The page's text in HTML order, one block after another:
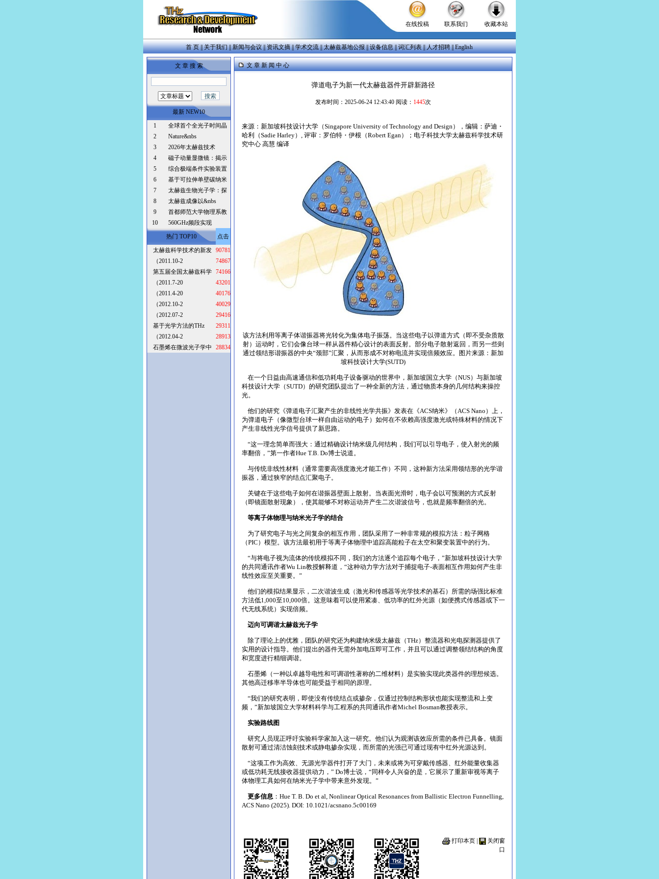
在线投稿 联系我们 收藏本站
首 页||关于我们||新闻与会议||资讯文摘||学术交流||太赫兹基地公报||设备信息||词汇列表||人才招聘||English
文 章 搜 索
最新 NEW10
1
全球首个全光子时间晶
2
Nature&nbs
3
2026年太赫兹技术
4
磁子动量显微镜：揭示
5
综合极端条件实验装置
6
基于可拉伸单壁碳纳米
7
太赫兹生物光子学：探
8
太赫兹成像以&nbs
9
首都师范大学物理系教
10
560GHz频段实现
热门 TOP10
点击
太赫兹科学技术的新发 90781
（2011.10-2
74867
第五届全国太赫兹科学 74166
（2011.7-20
43201
（2011.4-20
40176
（2012.10-2
40029
（2012.07-2
29416
基于光学方法的THz
29311
（2012.04-2
28913
石墨烯在微波光子学中
28834
文 章 新 闻 中 心
弹道电子为新一代太赫兹器件开辟新路径
发布时间：2025-06-24 12:43:40 阅读： 1445次
来源：新加坡科技设计大学（Singapore University of Technology and Design），编辑：萨迪・
哈利（Sadie Harley）, 评审：罗伯特・伊根（Robert Egan）；电子科技大学太赫兹科学技术研
究中心 高慧 编译
该方法利用等离子体谐振器将光转化为集体电子振荡。当这些电子以弹道方式（即不受杂质散
射）运动时，它们会像台球一样从器件精心设计的表面反射。部分电子散射返回，而另一些则
通过领结形谐振器的中央“颈部”汇聚，从而形成不对称电流并实现倍频效应。图片来源：新加
坡科技设计大学(SUTD)
在一个日益由高速通信和低功耗电子设备驱动的世界中，新加坡国立大学（NUS）与新加坡
科技设计大学（SUTD）的研究团队提出了一种全新的方法，通过物质本身的几何结构来操控
光。
他们的研究《弹道电子汇聚产生的非线性光学共振》发表在《ACS纳米》（ACS Nano）上，
为弹道电子（像微型台球一样自由运动的电子）如何在不依赖高强度激光或特殊材料的情况下
产生非线性光学信号提供了新思路。
“这一理念简单而强大：通过精确设计纳米级几何结构，我们可以引导电子，使入射光的频
率翻倍，”第一作者Hue T.B. Do博士说道。
与传统非线性材料（通常需要高强度激光才能工作）不同，这种新方法采用领结形的光学谐
振器，通过狭窄的结点汇聚电子。
关键在于这些电子如何在谐振器壁面上散射。当表面光滑时，电子会以可预测的方式反射
（即镜面散射现象），使其能够不对称运动并产生二次谐波信号，也就是频率翻倍的光。
等离子体物理与纳米光子学的结合
为了研究电子与光之间复杂的相互作用，团队采用了一种非常规的模拟方法：粒子网格
（PIC）模型。该方法最初用于等离子体物理中追踪高能粒子在太空和聚变装置中的行为。
“与将电子视为流体的传统模拟不同，我们的方法逐个追踪每个电子，”新加坡科技设计大学
的共同通讯作者Wu Lin教授解释道，“这种动力学方法对于捕捉电子-表面相互作用如何产生非
线性效应至关重要。”
他们的模拟结果显示，二次谐波生成（激光和传感器等光学技术的基石）所需的场强比标准
方法低1,000至10,000倍。这意味着可以使用紧凑、低功率的红外光源（如便携式传感器或下一
代无线系统）实现倍频。
迈向可调谐太赫兹光子学
除了理论上的优雅，团队的研究还为构建纳米级太赫兹（THz）整流器和光电探测器提供了
实用的设计指导。他们提出的器件无需外加电压即可工作，并且可以通过调整领结结构的角度
和宽度进行精细调谐。
石墨烯（一种以卓越导电性和可调谐性著称的二维材料）是实验实现此类器件的理想候选。
其他高迁移率半导体也可能受益于相同的原理。
“我们的研究表明，即使没有传统结点或掺杂，仅通过控制结构形状也能实现整流和上变
频，”新加坡国立大学材料科学与工程系的共同通讯作者Michel Bosman教授表示。
实验路线图
研究人员现正呼吁实验科学家加入这一研究。他们认为观测该效应所需的条件已具备。镜面
散射可通过清洁蚀刻技术或静电掺杂实现，而所需的光强已可通过现有中红外光源达到。
“这项工作为高效、无源光学器件打开了大门，未来或将为可穿戴传感器、红外能量收集器
或低功耗无线接收器提供动力，” Do博士说，“同样令人兴奋的是，它展示了重新审视等离子
体物理工具如何在纳米光子学中带来意外发现。”
更多信息：Hue T. B. Do et al, Nonlinear Optical Resonances from Ballistic Electron Funnelling,
ACS Nano (2025). DOI: 10.1021/acsnano.5c00169
打印本页|
关闭窗
口